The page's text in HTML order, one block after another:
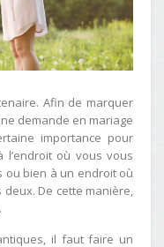
Afin de marquer
demande en mariage
importance pour
l’endroit où vous vous
ou bien à un endroit où
De cette manière,
il faut faire un